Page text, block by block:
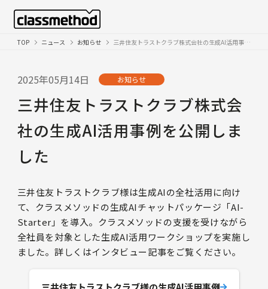
TOP ニュース お知らせ 三井住友トラストクラブ株式会社の生成AI活用事例を公開しました
2025年05月14日 お知らせ
三井住友トラストクラブ株式会
社の生成AI活用事例を公開しま
した
三井住友トラストクラブ様は生成AIの全社活用に向け
て、クラスメソッドの生成AIチャットパッケージ「AI-
Starter」を導入。クラスメソッドの支援を受けながら
全社員を対象とした生成AI活用ワークショップを実施し
ました。詳しくはインタビュー記事をご覧ください。